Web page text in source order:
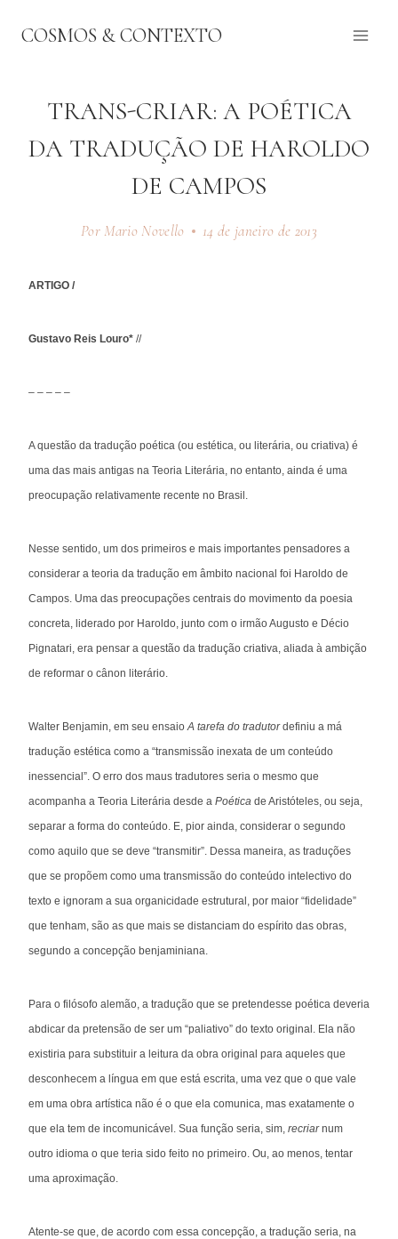
paraCOSMOS & CONTEXTO
TRANS-CRIAR: A POÉTICA
DA TRADUÇÃO DE HAROLDO
DE CAMPOS
Por Mario Novello 14 de janeiro de 2013
ARTIGO /
Gustavo Reis Louro* //
– – – – –
A questão da tradução poética (ou estética, ou literária, ou criativa) é
uma das mais antigas na Teoria Literária, no entanto, ainda é uma
preocupação relativamente recente no Brasil.
Nesse sentido, um dos primeiros e mais importantes pensadores a
considerar a teoria da tradução em âmbito nacional foi Haroldo de
Campos. Uma das preocupações centrais do movimento da poesia
concreta, liderado por Haroldo, junto com o irmão Augusto e Décio
Pignatari, era pensar a questão da tradução criativa, aliada à ambição
de reformar o cânon literário.
Walter Benjamin, em seu ensaioA tarefa do tradutordefiniu a má
tradução estética como a “transmissão inexata de um conteúdo
inessencial”. O erro dos maus tradutores seria o mesmo que
acompanha a Teoria Literária desde a Poética de Aristóteles, ou seja,
separar a forma do conteúdo. E, pior ainda, considerar o segundo
como aquilo que se deve “transmitir”. Dessa maneira, as traduções
que se propõem como uma transmissão do conteúdo intelectivo do
texto e ignoram a sua organicidade estrutural, por maior “fidelidade”
que tenham, são as que mais se distanciam do espírito das obras,
segundo a concepção benjaminiana.
Para o filósofo alemão, a tradução que se pretendesse poética deveria
abdicar da pretensão de ser um “paliativo” do texto original. Ela não
existiria para substituir a leitura da obra original para aqueles que
desconhecem a língua em que está escrita, uma vez que o que vale
em uma obra artística não é o que ela comunica, mas exatamente o
que ela tem de incomunicável. Sua função seria, sim, recriarnum
outro idioma o que teria sido feito no primeiro. Ou, ao menos, tentar
uma aproximação.
Atente-se que, de acordo com essa concepção, a tradução seria, na